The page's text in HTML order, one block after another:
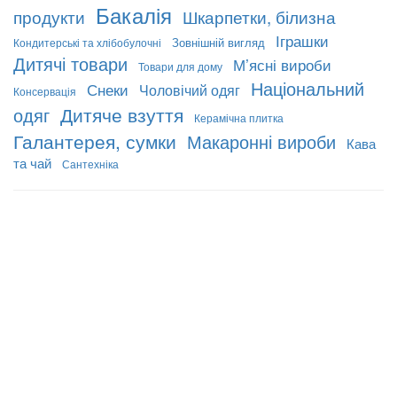
продукти Бакалія Шкарпетки, білизна
Кондитерські та хлібобулочні Зовнішній вигляд Іграшки
Дитячі товари Товари для дому М’ясні вироби
Консервація Снеки Чоловічий одяг Національний
одяг Дитяче взуття Керамічна плитка
Галантерея, сумки Макаронні вироби
Кава
та чай
Сантехніка